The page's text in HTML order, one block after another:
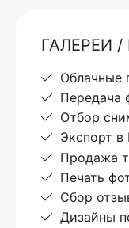
ГАЛЕРЕИ /
Облачные
Передача
Отбор
Экспорт в
Продажа
Печать
Сбор
Дизайны